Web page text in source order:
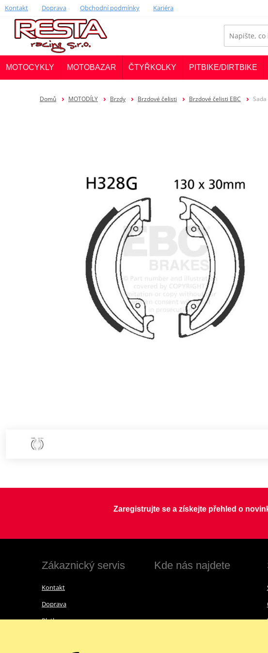
Kontakt Doprava Obchodní podmínky Kariéra
MOTOCYKLY MOTOBAZAR ČTYŘKOLKY PITBIKE/DIRTBIKE
Domů MOTODÍLY Brzdy Brzdové čelisti Brzdové čelisti EBC
Zaregistrujte se a získejte přehled o
Zákaznický servis
Kontakt
Doprava
Platba
Kde nás najdete